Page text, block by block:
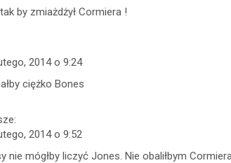
by zmiażdżył Cormiera !
2014 o 9:24
ciężko Bones
2014 o 9:52
nie mógłby liczyć Jones. Nie obaliłbym